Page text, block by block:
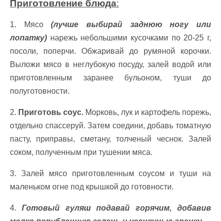
Приготовление блюда:
1. Мясо(лучше выбирай заднюю ногу или
лопатку) нарежь небольшими кусочками по 20-25 г,
посоли, поперчи. Обжаривай до румяной корочки.
Выложи мясо в неглубокую посуду, залей водой или
приготовленным заранее бульоном, туши до
полуготовности.
2. Приготовь соус. Морковь, лук и картофель порежь,
отдельно спассеруй. Затем соедини, добавь томатную
пасту, приправы, сметану, толченый чеснок. Залей
соком, полученным при тушении мяса.
3. Залей мясо приготовленным соусом и туши на
маленьком огне под крышкой до готовности.
4.Готовый гуляш подавай горячим, добавив